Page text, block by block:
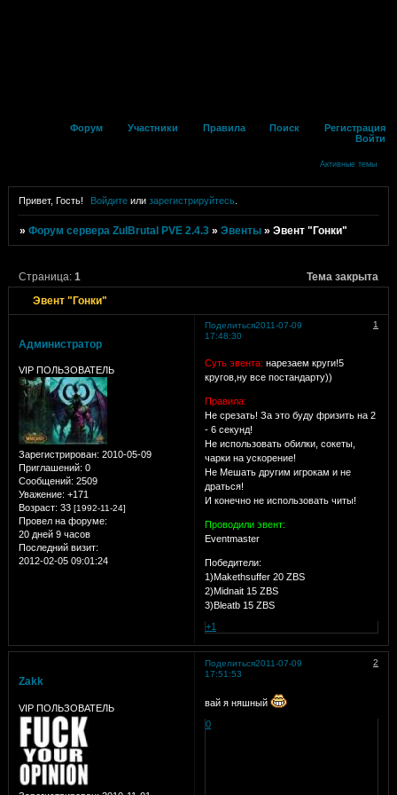
Форум Участники Правила Поиск
Регистрация
Войти
Активные темы
Привет, Гость! Войдите илизарегистрируйтесь
»Форум сервера ZulBrutal PVE 2.4.3 »Эвенты »Эвент "Гонки"
Эвент "Гонки"
Страница:1 Тема закрыта
Поделиться 1
2011-07-09
17:48:30
Администратор
VIP ПОЛЬЗОВАТЕЛЬ
Зарегистрирован: 2010-05-09
Приглашений: 0
Сообщений: 2509
Уважение: +171
Возраст: 33 [1992-11-24]
Провел на форуме:
20 дней 9 часов
Последний визит:
2012-02-05 09:01:24
Cуть эвента: нарезаем круги!5
кругов,ну все постандарту))
Правила:
Не срезать! За это буду фризить на 2
- 6 секунд!
Не использовать обилки, сокеты,
чарки на ускорение!
Не Мешать другим игрокам и не
драться!
И конечно не использовать читы!
Проводили эвент:
Eventmaster
Победители:
1)Makethsuffer 20 ZBS
2)Midnait 15 ZBS
3)Bleatb 15 ZBS
+1
Поделиться 2
2011-07-09
17:51:53
Zakk
VIP ПОЛЬЗОВАТЕЛЬ
вай я няшный
0